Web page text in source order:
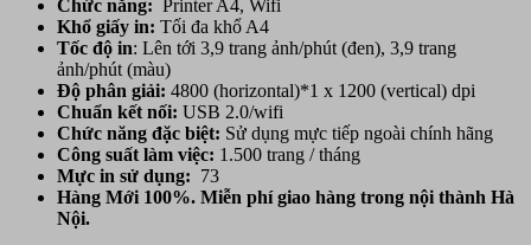
Chức năng: Printer A4, Wifi
Khổ giấy in: Tối đa khổ A4
Tốc độ in: Lên tới 3,9 trang ảnh/phút (đen), 3,9 trang
ảnh/phút (màu)
Độ phân giải: 4800 (horizontal)*1 x 1200 (vertical) dpi
Chuẩn kết nối: USB 2.0/wifi
Chức năng đặc biệt: Sử dụng mực tiếp ngoài chính hãng
Công suất làm việc: 1.500 trang / tháng
Mực in sử dụng: 73
Hàng Mới 100%. Miễn phí giao hàng trong nội thành Hà
Nội.